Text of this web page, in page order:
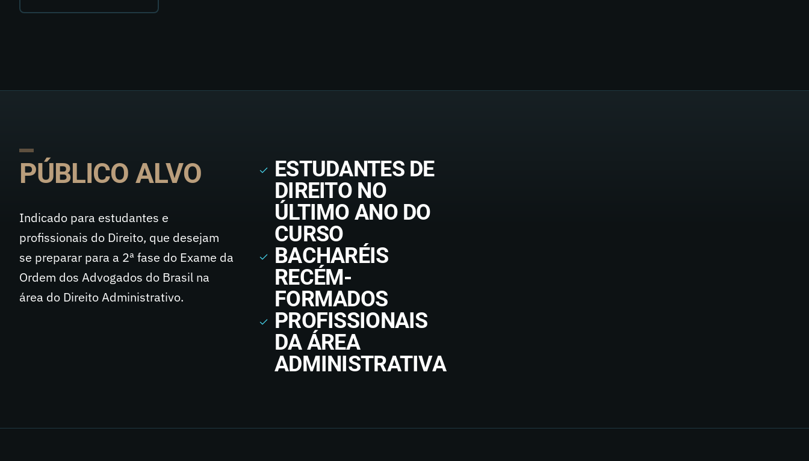
PÚBLICO ALVO
Indicado para estudantes e
profissionais do Direito, que desejam
se preparar para a 2ª fase do Exame da
Ordem dos Advogados do Brasil na
área do Direito Administrativo.
ESTUDANTES DE
DIREITO NO
ÚLTIMO ANO DO
CURSO
BACHARÉIS
RECÉM-
FORMADOS
PROFISSIONAIS
DA ÁREA
ADMINISTRATIVA